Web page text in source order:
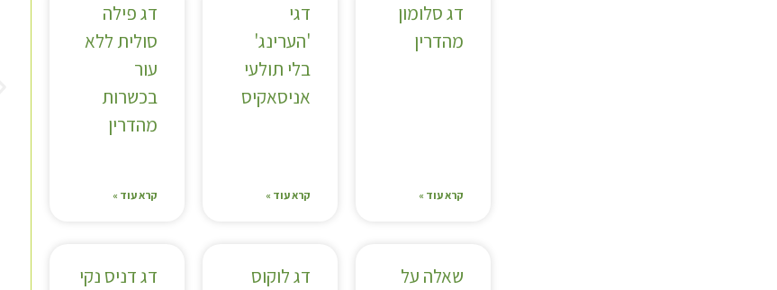
דג סלומון
מהדרין
קרא עוד »
דגי
'הערינג'
בלי תולעי
אניסאקיס
קרא עוד »
דג פילה
סולית ללא
עור
בכשרות
מהדרין
קרא עוד »
שאלה על
דג לוקוס
דג דניס נקי